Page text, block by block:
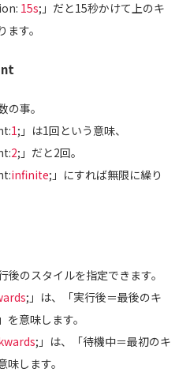
15s;」だと15秒かけて上のキ
す。
事。
1;」は1回という意味、
2;」だと2回。
infinite;」にすれば無限に繰り
のスタイルを指定できます。
;」は、「実行後＝最後のキ
意味します。
;」は、「待機中＝最初のキ
します。